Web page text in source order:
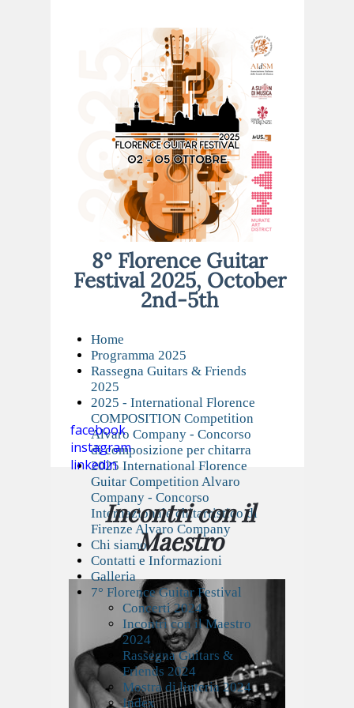
Incontri con il
Maestro
8° Florence Guitar
Festival 2025, October
2nd-5th
Home
Programma 2025
Rassegna Guitars & Friends
2025
2025 - International Florence
COMPOSITION Competition
Alvaro Company - Concorso
di composizione per chitarra
2025 International Florence
Guitar Competition Alvaro
Company - Concorso
Internazionale chitarristico di
Firenze Alvaro Company
Chi siamo
Contatti e Informazioni
Galleria
7° Florence Guitar Festival
Concerti 2024
Incontri con il Maestro
2024
Rassegna Guitars &
Friends 2024
Mostra di liuteria 2024
Index
facebook
instagram
linkedin